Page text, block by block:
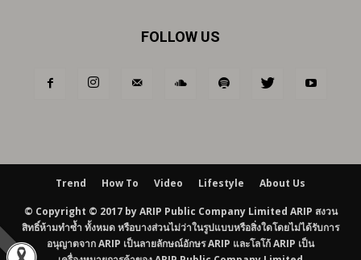
FOLLOW US
Trend How To Video Lifestyle About Us
© Copyright © 2017 by ARIP Public Company Limited ARIP สงวน
สิทธิ์ห้ามทำซ้ำ ทั้งหมด หรือบางส่วนไม่ว่าในรูปแบบหรือสิ่งใดโดยไม่ได้รับการ
อนุญาตจาก ARIP เป็นลายลักษณ์อักษร ARIP และโลโก้ ARIP เป็น